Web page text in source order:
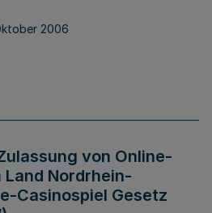
2006
von Online-
Nordrhein-
Casinospiel Gesetz